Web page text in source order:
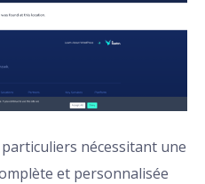
nécessitant une
et personnalisée